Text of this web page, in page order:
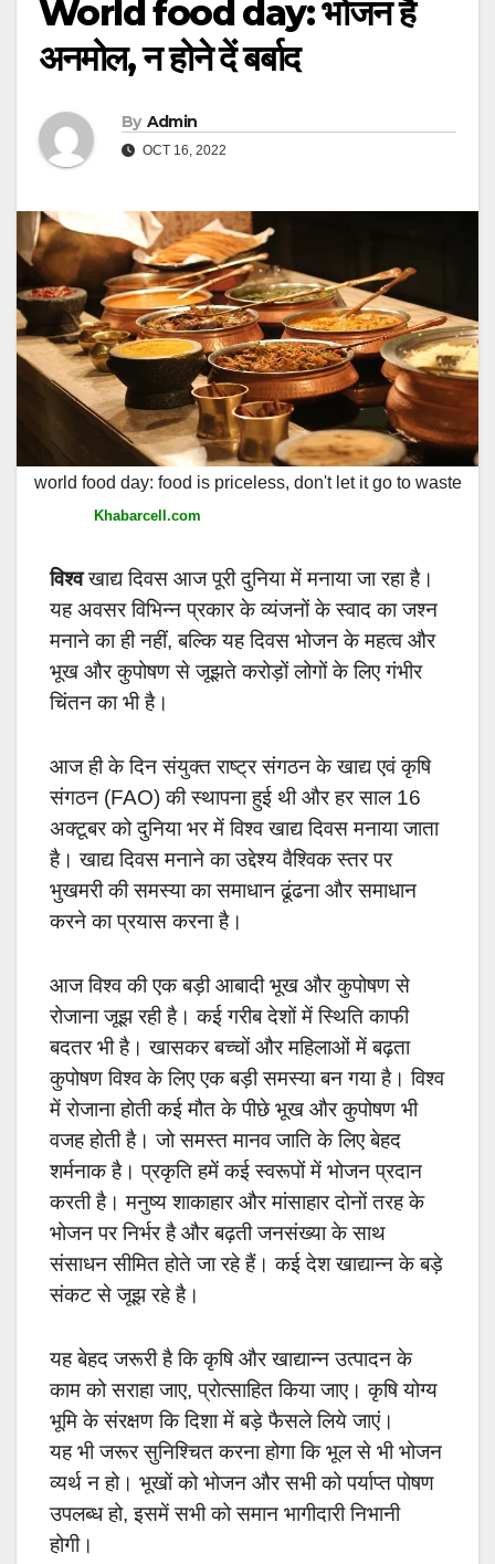
World food day: भोजन है
अनमोल, न होने दें बर्बाद
By Admin
OCT 16, 2022
world food day: food is priceless, don't let it go to waste
Khabarcell.com
विश्वखाद्य दिवस आज पूरी दुनिया में मनाया जा रहा है।
यह अवसर विभिन्न प्रकार के व्यंजनों के स्वाद का जश्न
मनाने का ही नहीं, बल्कि यह दिवस भोजन के महत्व और
भूख और कुपोषण से जूझते करोड़ों लोगों के लिए गंभीर
चिंतन का भी है।
आज ही के दिन संयुक्त राष्ट्र संगठन के खाद्य एवं कृषि
संगठन (FAO) की स्थापना हुई थी और हर साल 16
अक्टूबर को दुनिया भर में विश्व खाद्य दिवस मनाया जाता
है। खाद्य दिवस मनाने का उद्देश्य वैश्विक स्तर पर
भुखमरी की समस्या का समाधान ढूंढना और समाधान
करने का प्रयास करना है।
आज विश्व की एक बड़ी आबादी भूख और कुपोषण से
रोजाना जूझ रही है। कई गरीब देशों में स्थिति काफी
बदतर भी है। खासकर बच्चों और महिलाओं में बढ़ता
कुपोषण विश्व के लिए एक बड़ी समस्या बन गया है। विश्व
में रोजाना होती कई मौत के पीछे भूख और कुपोषण भी
वजह होती है। जो समस्त मानव जाति के लिए बेहद
शर्मनाक है। प्रकृति हमें कई स्वरूपों में भोजन प्रदान
करती है। मनुष्य शाकाहार और मांसाहार दोनों तरह के
भोजन पर निर्भर है और बढ़ती जनसंख्या के साथ
संसाधन सीमित होते जा रहे हैं। कई देश खाद्यान्न के बड़े
संकट से जूझ रहे है।
यह बेहद जरूरी है कि कृषि और खाद्यान्न उत्पादन के
काम को सराहा जाए, प्रोत्साहित किया जाए। कृषि योग्य
भूमि के संरक्षण कि दिशा में बड़े फैसले लिये जाएं।
यह भी जरूर सुनिश्चित करना होगा कि भूल से भी भोजन
व्यर्थ न हो। भूखों को भोजन और सभी को पर्याप्त पोषण
उपलब्ध हो, इसमें सभी को समान भागीदारी निभानी
होगी।